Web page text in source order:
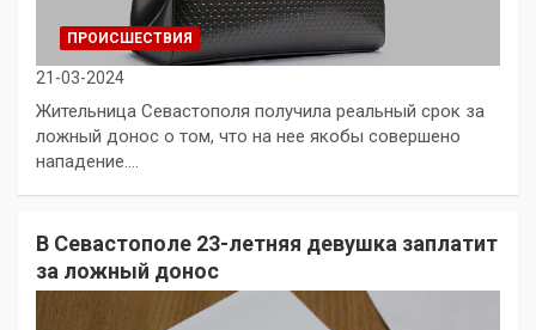
ПРОИСШЕСТВИЯ
21-03-2024
Жительница Севастополя получила реальный срок за
ложный донос о том, что на нее якобы совершено
нападение.…
В Севастополе 23-летняя девушка заплатит
за ложный донос